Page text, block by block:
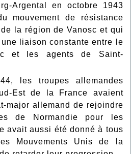
Argental en octobre 1943
mouvement de résistance
la région de Vanosc et qui
une liaison constante entre le
et les agents de Saint-
les troupes allemandes
Est de la France avaient
major allemand de rejoindre
de Normandie pour les
avait aussi été donné à tous
Mouvements Unis de la